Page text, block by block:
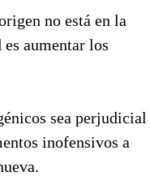
no está en la
aumentar los
sea perjudicial
inofensivos a